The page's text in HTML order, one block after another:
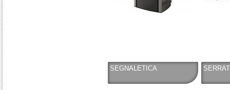
SEGNALETICA